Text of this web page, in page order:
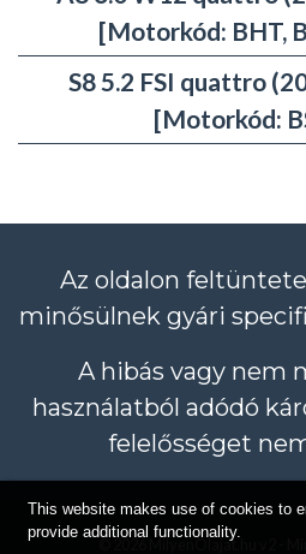
[Motorkód: BHT,
S8 5.2 FSI quattro
[Motorkód:
Az oldalon
minősülnek gyári
A hibás vagy nem
használatból adódó
felelősséget
© 2026 MilyenOlajat.hu v2 -
This website makes use of cookies to
provide additional functionality.